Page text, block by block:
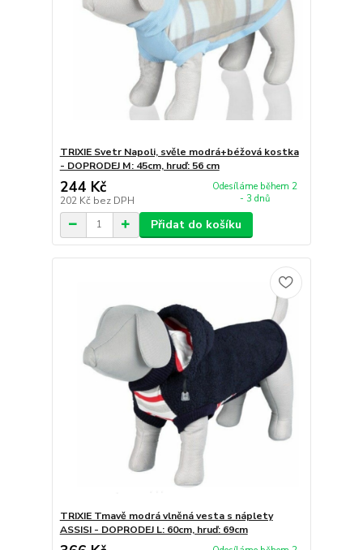
TRIXIE Svetr Napoli, svěle modrá+béžová kostka
- DOPRODEJ M: 45cm, hruď: 56 cm
244 Kč
202 Kč bez DPH
Odesíláme během 2
- 3 dnů
Přidat do košíku
TRIXIE Tmavě modrá vlněná vesta s náplety
ASSISI - DOPRODEJ L: 60cm, hruď: 69cm